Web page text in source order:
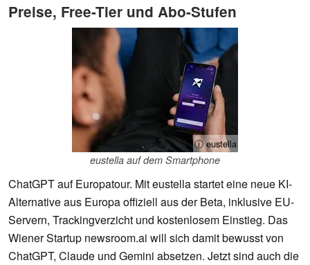
Preise, Free-Tier und Abo-Stufen
ⓘ eustella
eustella auf dem Smartphone
ChatGPT auf Europatour. Mit eustella startet eine neue KI-
Alternative aus Europa offiziell aus der Beta, inklusive EU-
Servern, Trackingverzicht und kostenlosem Einstieg. Das
Wiener Startup newsroom.ai will sich damit bewusst von
ChatGPT, Claude und Gemini absetzen. Jetzt sind auch die